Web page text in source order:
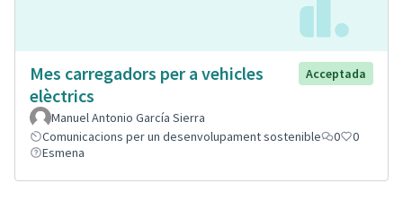
Mes carregadors per a vehicles
elèctrics
Acceptada
Manuel Antonio García Sierra
Comunicacions per un desenvolupament sostenible
0
0
Esmena